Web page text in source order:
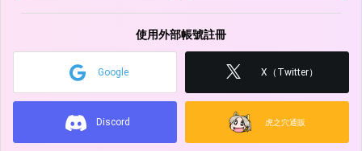
使用外部帳號註冊
Google X（Twitter）
Discord 虎之穴通販